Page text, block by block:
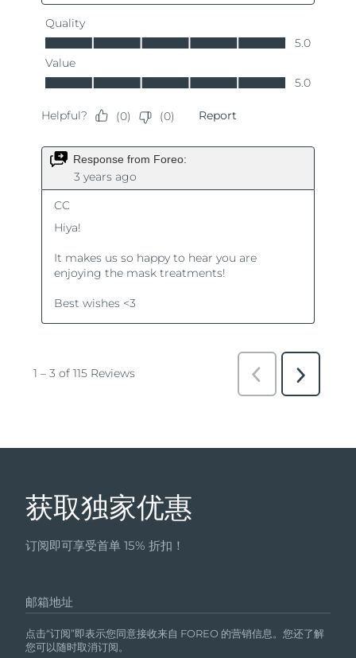
获取独家优惠
订阅即可享受首单 15% 折扣！
邮箱地址
点击“订阅”即表示您同意接收来自 FOREO 的营销信息。您还了解
您可以随时取消订阅。